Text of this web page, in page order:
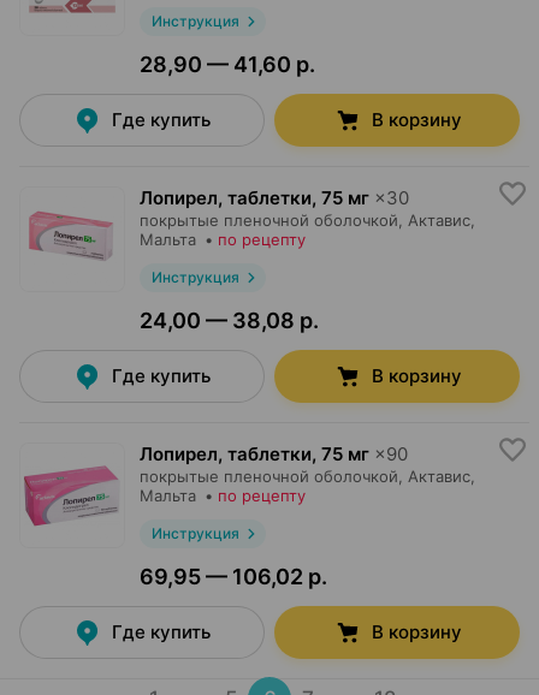
Инструкция
28,90 — 41,60 р.
Где купить В корзину
Лопирел, таблетки, 75 мг ×30
покрытые пленочной оболочкой, Актавис
Мальта • по рецепту
Инструкция
24,00 — 38,08 р.
Где купить В корзину
Лопирел, таблетки, 75 мг ×90
покрытые пленочной оболочкой, Актавис
Мальта • по рецепту
Инструкция
69,95 — 106,02 р.
Где купить В корзину